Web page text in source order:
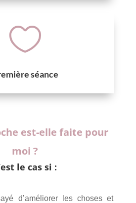

séance
est-elle faite pour
moi ?
le cas si :
d’améliorer les choses et